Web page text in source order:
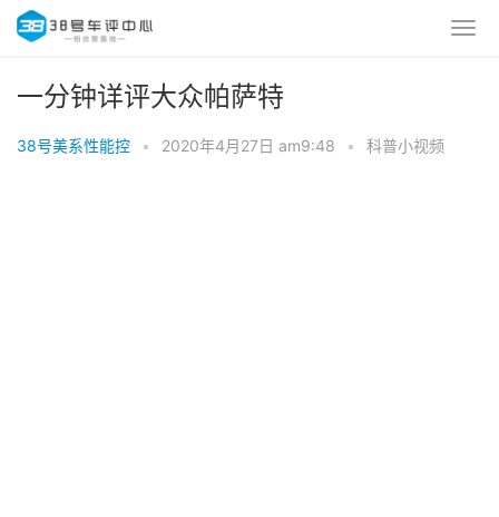
一分钟详评大众帕萨特
38号美系性能控 • 2020年4月27日 am9:48 • 科普小视频